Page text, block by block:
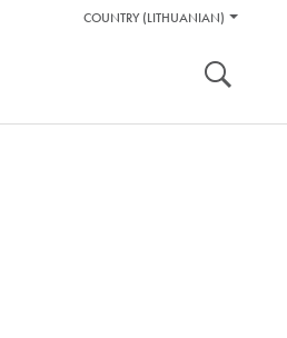
Pagalbos
COUNTRY (LITHUANIAN)